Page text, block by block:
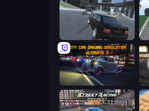
Transporter Hot Pursuit